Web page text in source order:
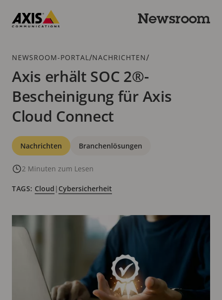
Hauptinhalt
springen
Newsroom
Breadcrumb
NEWSROOM-PORTAL /NACHRICHTEN/
Axis erhält SOC 2®-
Bescheinigung für Axis
Cloud Connect
Kategorien
Nachrichten Branchenlösungen
2 Minuten zum Lesen
TAGS: Cloud | Cybersicherheit